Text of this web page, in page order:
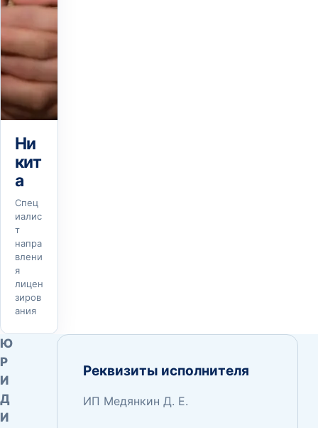
Ни
кит
а
Спец
иалис
т
напра
влени
я
лицен
зиров
ания
Ю
Р
И
Д
И
Реквизиты исполнителя
ИП Медянкин Д. Е.